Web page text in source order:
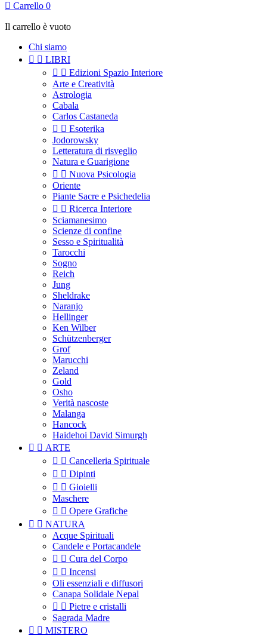
 Carrello 0
Il carrello è vuoto
Chi siamo
  LIBRI
  Edizioni Spazio Interiore
Arte e Creatività
Astrologia
Cabala
Carlos Castaneda
  Esoterika
Jodorowsky
Letteratura di risveglio
Natura e Guarigione
  Nuova Psicologia
Oriente
Piante Sacre e Psichedelia
  Ricerca Interiore
Sciamanesimo
Scienze di confine
Sesso e Spiritualità
Tarocchi
Sogno
Reich
Jung
Sheldrake
Naranjo
Hellinger
Ken Wilber
Schützenberger
Grof
Marucchi
Zeland
Gold
Osho
Verità nascoste
Malanga
Hancock
Haidehoi David Simurgh
  ARTE
  Cancelleria Spirituale
  Dipinti
  Gioielli
Maschere
  Opere Grafiche
  NATURA
Acque Spirituali
Candele e Portacandele
  Cura del Corpo
  Incensi
Oli essenziali e diffusori
Canapa Solidale Nepal
  Pietre e cristalli
Sagrada Madre
  MISTERO